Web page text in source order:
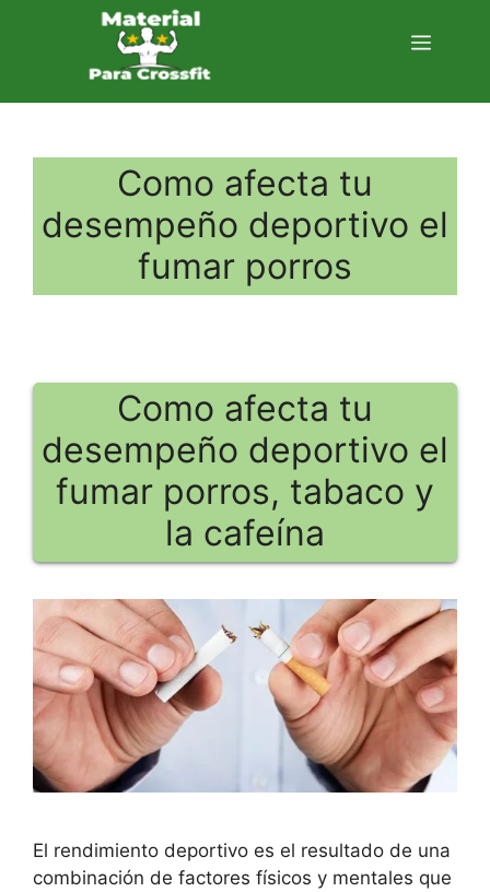
Menú
Como afecta tu
desempeño deportivo el
fumar porros
Como afecta tu
desempeño deportivo el
fumar porros, tabaco y
la cafeína
El rendimiento deportivo es el resultado de una
combinación de factores físicos y mentales que